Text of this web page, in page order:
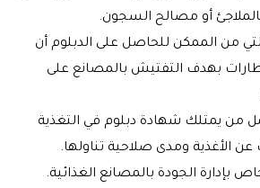
أو مصالح السجون.
من الممكن للحاصل على الدبلوم أن
بهدف التفتيش بالمصانع على
من يمتلك شهادة دبلوم في التغذية
الأغذية ومدى صلاحية تناولها.
بإدارة الجودة بالمصانع الغذائية.